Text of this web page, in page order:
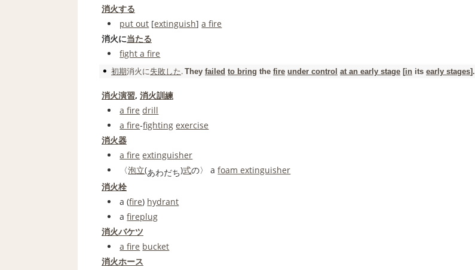
消火する
put out [extinguish]a fire
消火に当たる
fight a fire
初期消火に失敗した. They failed to bring the fire under control at an early stage [in its early stages].
消火演習, 消火訓練
a fire drill
a fire‐fighting exercise
消火器
a fire extinguisher
〈泡立(あわだち)式の〉 afoam extinguisher
消火栓
a (fire) hydrant
afireplug
消火バケツ
a fire bucket
消火ホース